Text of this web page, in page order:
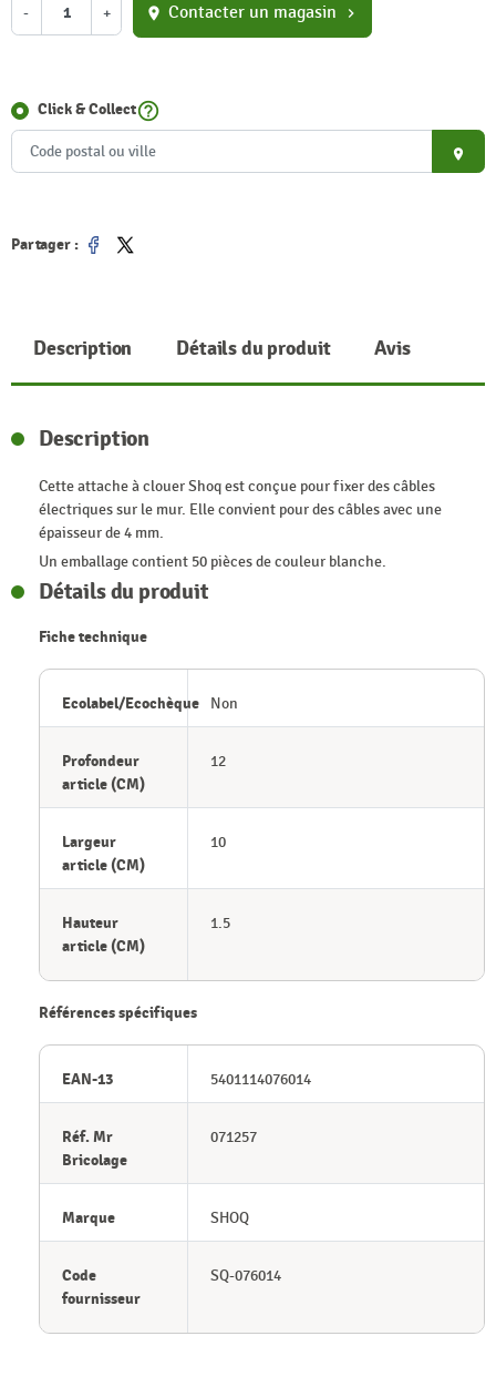
- + location_on Contacter un magasin chevron_right
Click & Collecthelp_outline
place
Partager :
Partager
Tweet
Description Détails du produit Avis
Description
Cette attache à clouer Shoq est conçue pour fixer des câbles
électriques sur le mur. Elle convient pour des câbles avec une
épaisseur de 4 mm.
Un emballage contient 50 pièces de couleur blanche.
Détails du produit
Fiche technique
Ecolabel/Ecochèque Non
Profondeur
article (CM)
12
Largeur
article (CM)
10
Hauteur
article (CM)
1.5
Références spécifiques
EAN-13 5401114076014
Réf. Mr
Bricolage
071257
Marque SHOQ
Code
fournisseur
SQ-076014